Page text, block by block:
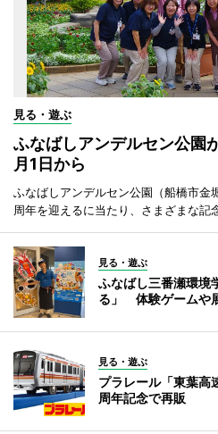
見る・遊ぶ
ふなばしアンデルセン公
月1日から
ふなばしアンデルセン公園（船橋市
周年を迎えるに当たり、さまざまな記
見る・遊ぶ
ふなばし三番瀬環境
る」 体験ゲームや
見る・遊ぶ
プラレール「東葉
周年記念で再販